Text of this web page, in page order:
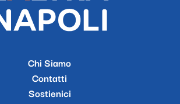
Chi Siamo
Contatti
Sostienici